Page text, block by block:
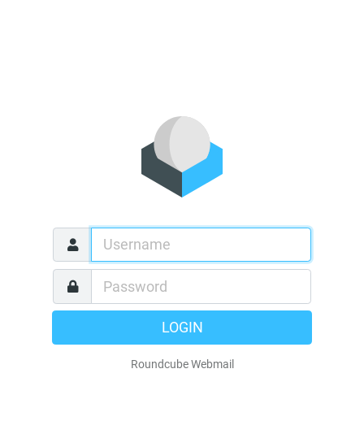
LOGIN
Roundcube Webmail